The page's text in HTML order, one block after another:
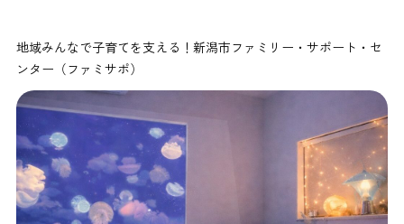
地域みんなで子育てを支える！新潟市ファミリー・サポート・セ
ンター（ファミサポ）